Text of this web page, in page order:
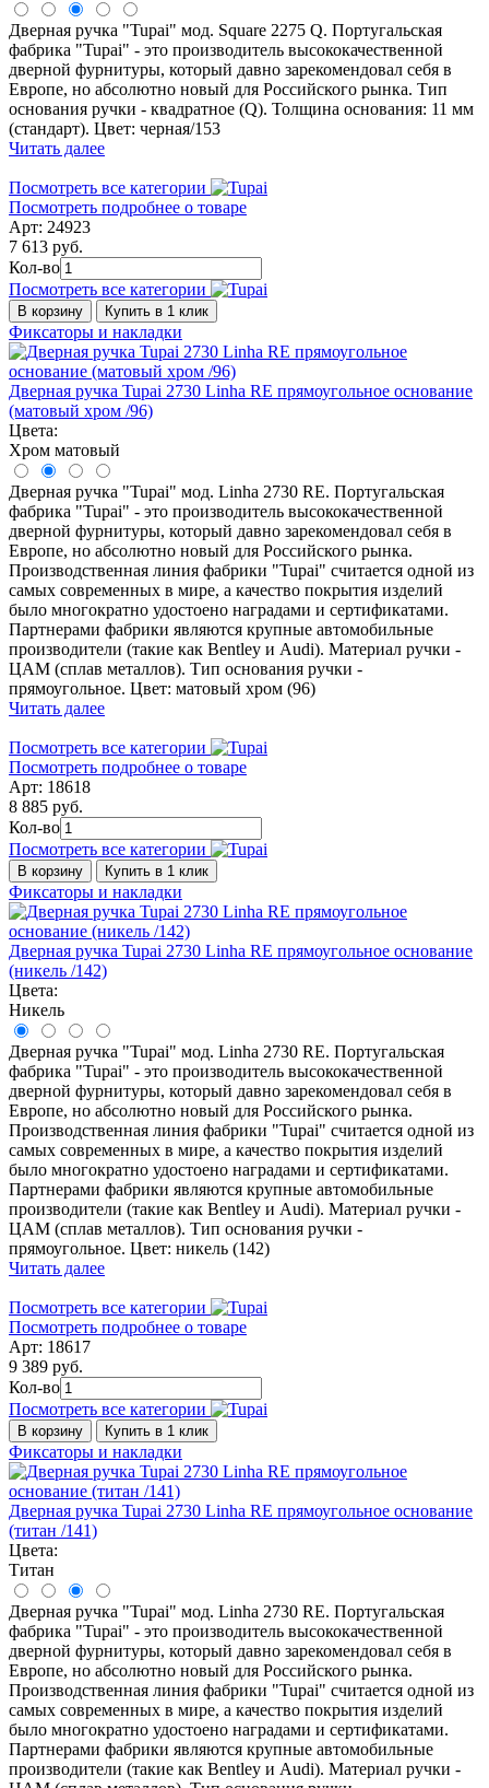
Дверная ручка "Tupai" мод. Square 2275 Q. Португальская
фабрика "Tupai" - это производитель высококачественной
дверной фурнитуры, который давно зарекомендовал себя в
Европе, но абсолютно новый для Российского рынка. Тип
основания ручки - квадратное (Q). Толщина основания: 11 мм
(стандарт). Цвет: черная/153
Читать далее
Посмотреть все категории
Посмотреть подробнее о товаре
Арт: 24923
7 613 руб.
Кол-во
Посмотреть все категории
В корзину Купить в 1 клик
Фиксаторы и накладки
Дверная ручка Tupai 2730 Linha RE прямоугольное основание
(матовый хром /96)
Цвета:
Хром матовый
Дверная ручка "Tupai" мод. Linha 2730 RE. Португальская
фабрика "Tupai" - это производитель высококачественной
дверной фурнитуры, который давно зарекомендовал себя в
Европе, но абсолютно новый для Российского рынка.
Производственная линия фабрики "Tupai" считается одной из
самых современных в мире, а качество покрытия изделий
было многократно удостоено наградами и сертификатами.
Партнерами фабрики являются крупные автомобильные
производители (такие как Bentley и Audi). Материал ручки -
ЦАМ (сплав металлов). Тип основания ручки -
прямоугольное. Цвет: матовый хром (96)
Читать далее
Посмотреть все категории
Посмотреть подробнее о товаре
Арт: 18618
8 885 руб.
Кол-во
Посмотреть все категории
В корзину Купить в 1 клик
Фиксаторы и накладки
Дверная ручка Tupai 2730 Linha RE прямоугольное основание
(никель /142)
Цвета:
Никель
Дверная ручка "Tupai" мод. Linha 2730 RE. Португальская
фабрика "Tupai" - это производитель высококачественной
дверной фурнитуры, который давно зарекомендовал себя в
Европе, но абсолютно новый для Российского рынка.
Производственная линия фабрики "Tupai" считается одной из
самых современных в мире, а качество покрытия изделий
было многократно удостоено наградами и сертификатами.
Партнерами фабрики являются крупные автомобильные
производители (такие как Bentley и Audi). Материал ручки -
ЦАМ (сплав металлов). Тип основания ручки -
прямоугольное. Цвет: никель (142)
Читать далее
Посмотреть все категории
Посмотреть подробнее о товаре
Арт: 18617
9 389 руб.
Кол-во
Посмотреть все категории
В корзину Купить в 1 клик
Фиксаторы и накладки
Дверная ручка Tupai 2730 Linha RE прямоугольное основание
(титан /141)
Цвета:
Титан
Дверная ручка "Tupai" мод. Linha 2730 RE. Португальская
фабрика "Tupai" - это производитель высококачественной
дверной фурнитуры, который давно зарекомендовал себя в
Европе, но абсолютно новый для Российского рынка.
Производственная линия фабрики "Tupai" считается одной из
самых современных в мире, а качество покрытия изделий
было многократно удостоено наградами и сертификатами.
Партнерами фабрики являются крупные автомобильные
производители (такие как Bentley и Audi). Материал ручки -